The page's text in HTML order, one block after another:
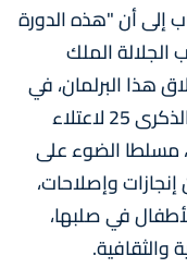
إلى أن "هذه الدورة
الجلالة الملك
تخلد الذكرى 25 لانطلاق هذا البرلمان، في
سنة يخلد فيها الشعب المغربي أيضا الذكرى 25 لاعتلاء
مسلطا الضوء على
وإصلاحات،
في صلبها،
والثقافية.